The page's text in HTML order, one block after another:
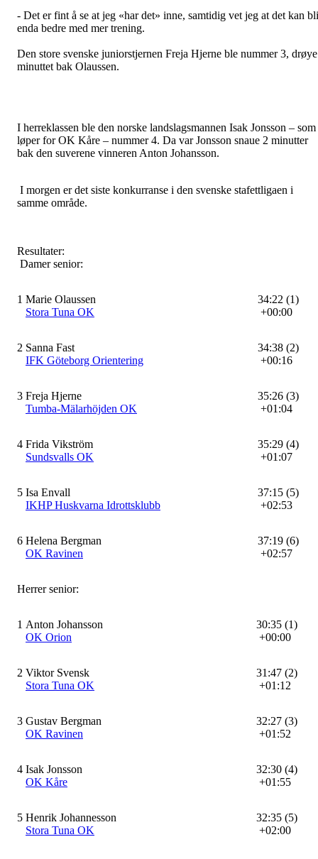
- Det er fint å se at jeg «har det» inne, samtidig vet jeg at det kan bli
enda bedre med mer trening.
Den store svenske juniorstjernen Freja Hjerne ble nummer 3, drøye
minuttet bak Olaussen.
I herreklassen ble den norske landslagsmannen Isak Jonsson – som
løper for OK Kåre – nummer 4. Da var Jonsson snaue 2 minutter
bak den suverene vinneren Anton Johansson.
I morgen er det siste konkurranse i den svenske stafettligaen i
samme område.
Resultater:
Damer senior:
1 Marie Olaussen
Stora Tuna OK
34:22 (1)
+00:00
2 Sanna Fast
IFK Göteborg Orientering
34:38 (2)
+00:16
3 Freja Hjerne
Tumba-Mälarhöjden OK
35:26 (3)
+01:04
4 Frida Vikström
Sundsvalls OK
35:29 (4)
+01:07
5 Isa Envall
IKHP Huskvarna Idrottsklubb
37:15 (5)
+02:53
6 Helena Bergman
OK Ravinen
37:19 (6)
+02:57
Herrer senior:
1 Anton Johansson
OK Orion
30:35 (1)
+00:00
2 Viktor Svensk
Stora Tuna OK
31:47 (2)
+01:12
3 Gustav Bergman
OK Ravinen
32:27 (3)
+01:52
4 Isak Jonsson
OK Kåre
32:30 (4)
+01:55
5 Henrik Johannesson
Stora Tuna OK
32:35 (5)
+02:00